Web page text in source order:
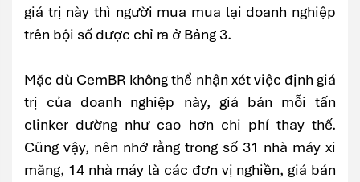
giá trị này thì người mua mua lại doanh nghiệp
trên bội số được chỉ ra ở Bảng 3.
Mặc dù CemBR không thể nhận xét việc định giá
trị của doanh nghiệp này, giá bán mỗi tấn
clinker dường như cao hơn chi phí thay thế.
Cũng vậy, nên nhớ rằng trong số 31 nhà máy xi
măng, 14 nhà máy là các đơn vị nghiền, giá bán